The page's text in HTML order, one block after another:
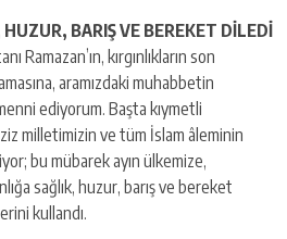
BARIŞ VE BEREKET DİLEDİ
Ramazan’ın, kırgınlıkların son
aramızdaki muhabbetin
ediyorum. Başta kıymetli
milletimizin ve tüm İslam âleminin
bu mübarek ayın ülkemize,
sağlık, huzur, barış ve bereket
kullandı.